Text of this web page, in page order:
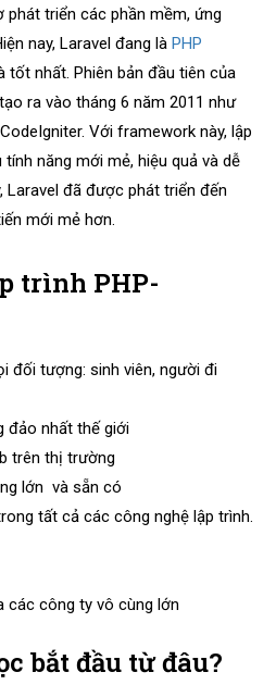
triển các phần mềm, ứng
nay, Laravel đang là PHP
tốt nhất. Phiên bản đầu tiên của
ra vào tháng 6 năm 2011 như
Với framework này, lập
năng mới mẻ, hiệu quả và dễ
Laravel đã được phát triển đến
mới mẻ hơn.
trình PHP-
đối tượng: sinh viên, người đi
đảo nhất thế giới
trên thị trường
lớn và sẵn có
tất cả các công nghệ lập trình.
các công ty vô cùng lớn
bắt đầu từ đâu?